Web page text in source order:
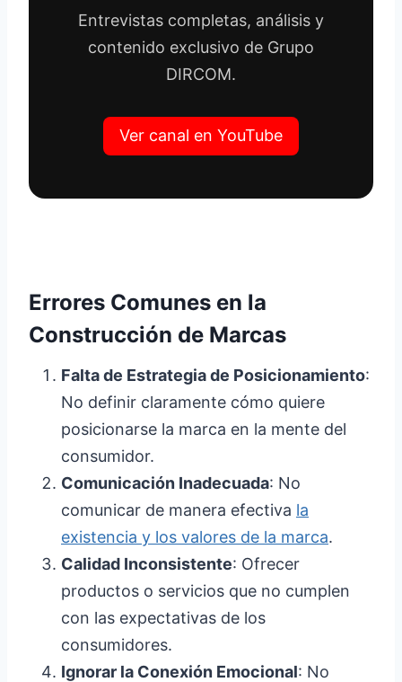
Entrevistas completas, análisis y
contenido exclusivo de Grupo
DIRCOM.
Ver canal en YouTube
Errores Comunes en la
Construcción de Marcas
Falta de Estrategia de Posicionamiento:
No definir claramente cómo quiere
posicionarse la marca en la mente del
consumidor.
Comunicación Inadecuada: No
comunicar de manera efectiva la
existencia y los valores de la marca.
Calidad Inconsistente: Ofrecer
productos o servicios que no cumplen
con las expectativas de los
consumidores.
Ignorar la Conexión Emocional: No